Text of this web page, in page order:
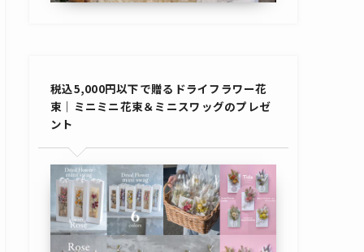
税込5,000円以下で贈るドライフラワー花
束｜ミニミニ花束＆ミニスワッグのプレゼ
ント